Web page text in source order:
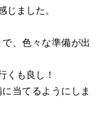
じました。
、色々な準備が出
くも良し！
当てるようにしま